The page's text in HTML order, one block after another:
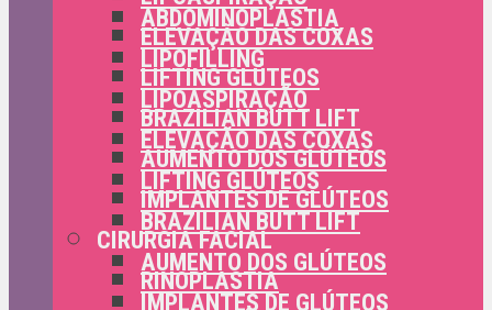
ELEVAÇÃO DAS COXAS
LIFTING GLÚTEOS
BRAZILIAN BUTT LIFT
AUMENTO DOS GLÚTEOS
IMPLANTES DE GLÚTEOS
CIRURGIA FACIAL
RINOPLASTIA
ABDOMINOPLASTIA
LIPOFILLING
LIPOASPIRAÇÃO
ELEVAÇÃO DAS COXAS
LIFTING GLÚTEOS
BRAZILIAN BUTT LIFT
AUMENTO DOS GLÚTEOS
IMPLANTES DE GLÚTEOS